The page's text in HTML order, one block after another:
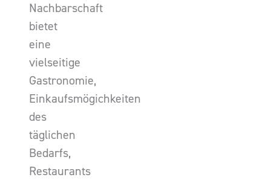
Nachbarschaft
bietet
eine
vielseitige
Gastronomie,
Einkaufsmögichkeiten
des
täglichen
Bedarfs,
Restaurants